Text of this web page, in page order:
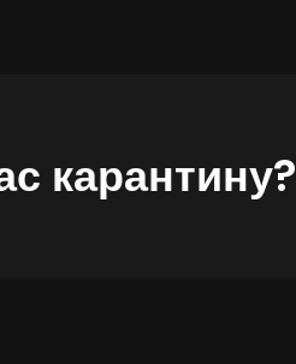
карантину?